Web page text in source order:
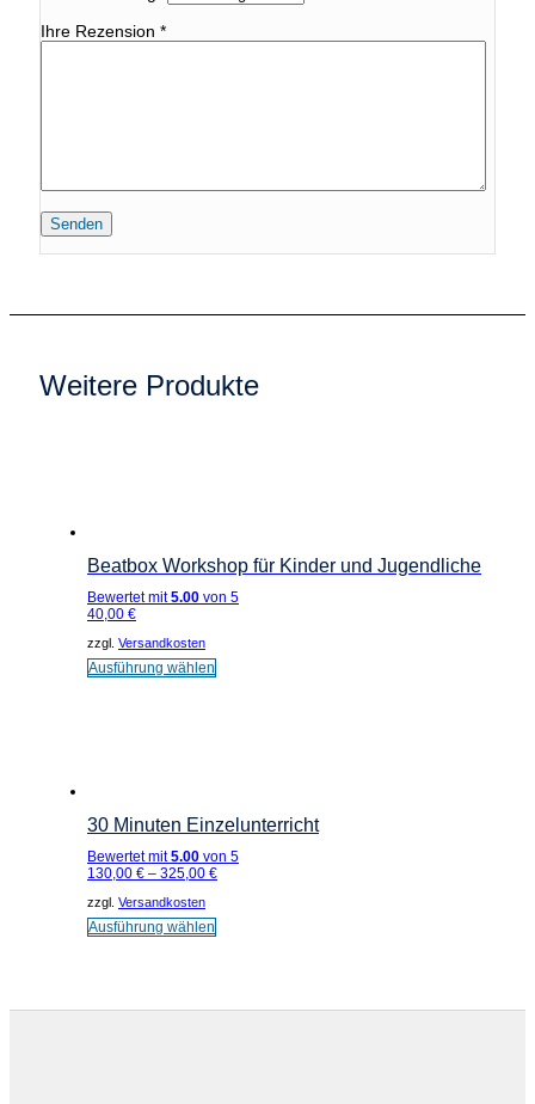
Ihre Rezension *
Weitere Produkte
Beatbox Workshop für Kinder und Jugendliche
Bewertet mit5.00 von 5
40,00 €
zzgl. Versandkosten
Ausführung wählen
Produkt
der
Produktseite
gewählt
werden
30 Minuten Einzelunterricht
Bewertet mit5.00 von 5
130,00 € – 325,00 €
zzgl. Versandkosten
Ausführung wählen
Produkt
auf.